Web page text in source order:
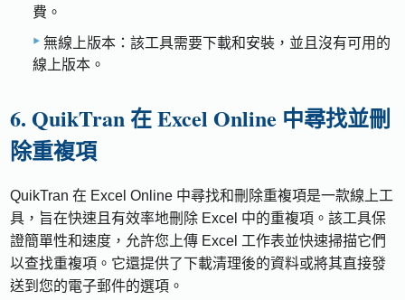
費。
無線上版本：該工具需要下載和安裝，並且沒有可用的
線上版本。
6. QuikTran 在 Excel Online 中尋找並刪
除重複項
QuikTran 在 Excel Online 中尋找和刪除重複項是一款線上工
具，旨在快速且有效率地刪除 Excel 中的重複項。該工具保
證簡單性和速度，允許您上傳 Excel 工作表並快速掃描它們
以查找重複項。它還提供了下載清理後的資料或將其直接發
送到您的電子郵件的選項。